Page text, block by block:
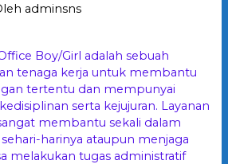
adminsns
Boy/Girl adalah sebuah
tenaga kerja untuk membantu
tertentu dan mempunyai
serta kejujuran. Layanan
membantu sekali dalam
harinya ataupun menjaga
melakukan tugas administratif